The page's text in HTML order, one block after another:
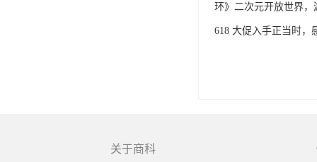
环》二次元开放世界
618 大促入手正当时，
关于商科